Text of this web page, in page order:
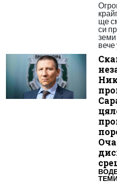
ще
си
вече